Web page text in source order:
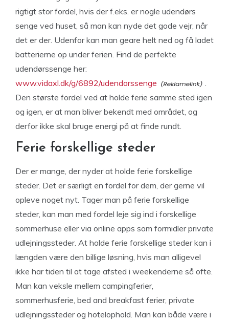
rigtigt stor fordel, hvis der f.eks. er nogle udendørs
senge ved huset, så man kan nyde det gode vejr, når
det er der. Udenfor kan man geare helt ned og få ladet
batterierne op under ferien. Find de perfekte
udendørssenge her:
www.vidaxl.dk/g/6892/udendorssenge
.
Den største fordel ved at holde ferie samme sted igen
og igen, er at man bliver bekendt med området, og
derfor ikke skal bruge energi på at finde rundt.
Ferie forskellige steder
Der er mange, der nyder at holde ferie forskellige
steder. Det er særligt en fordel for dem, der gerne vil
opleve noget nyt. Tager man på ferie forskellige
steder, kan man med fordel leje sig ind i forskellige
sommerhuse eller via online apps som formidler private
udlejningssteder. At holde ferie forskellige steder kan i
længden være den billige løsning, hvis man alligevel
ikke har tiden til at tage afsted i weekenderne så ofte.
Man kan veksle mellem campingferier,
sommerhusferie, bed and breakfast ferier, private
udlejningssteder og hotelophold. Man kan både være i